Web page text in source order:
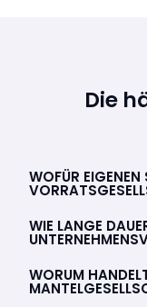
Die
WOFÜR EIGENEN
WIE LANGE
WORUM